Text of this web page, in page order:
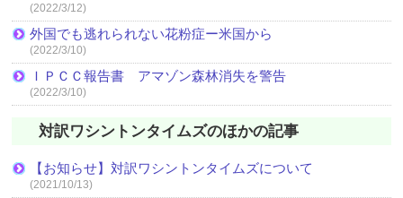
(2022/3/12)
外国でも逃れられない花粉症ー米国から
(2022/3/10)
ＩＰＣＣ報告書 アマゾン森林消失を警告
(2022/3/10)
対訳ワシントンタイムズのほかの記事
【お知らせ】対訳ワシントンタイムズについて
(2021/10/13)